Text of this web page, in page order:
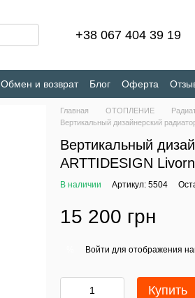
+38 067 404 39 19
Обмен и возврат Блог Оферта
Главная ОТОПЛЕНИЕ
Вертикальный дизайнерский
Вертикальный
ARTTIDESIGN
В наличии Артикул: 5504
15 200 грн
Войти для отображения
Купить